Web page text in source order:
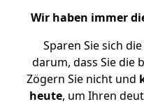
Wir haben immer
Sparen Sie sich
darum, dass Sie die
Zögern Sie nicht und
heute, um Ihren